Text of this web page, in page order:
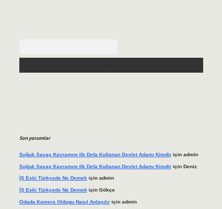
Son yorumlar
Soğuk Savaş Kavramını Ilk Defa Kullanan Devlet Adamı Kimdiriçin admin
Soğuk Savaş Kavramını Ilk Defa Kullanan Devlet Adamı Kimdiriçin Deniz
İŞ Eski Türkçede Ne Demekiçin admin
İŞ Eski Türkçede Ne Demek için Gökçe
Odada Kamera Oldugu Nasıl Anlaşılıriçin admin